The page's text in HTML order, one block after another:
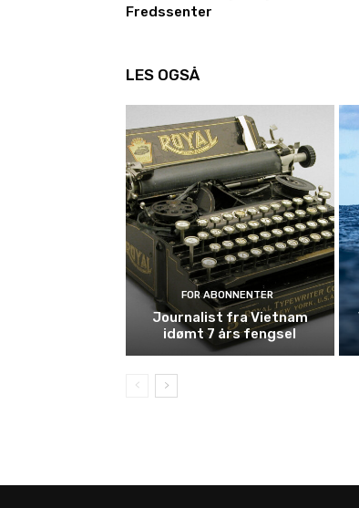
Fredssenter
LES OGSÅ
FOR ABONNENTER
Journalist fra Vietnam
idømt 7 års fengsel